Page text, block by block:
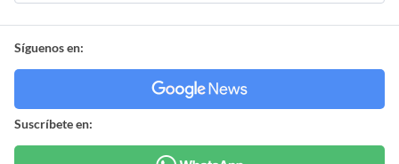
Síguenos en:
Suscríbete en: